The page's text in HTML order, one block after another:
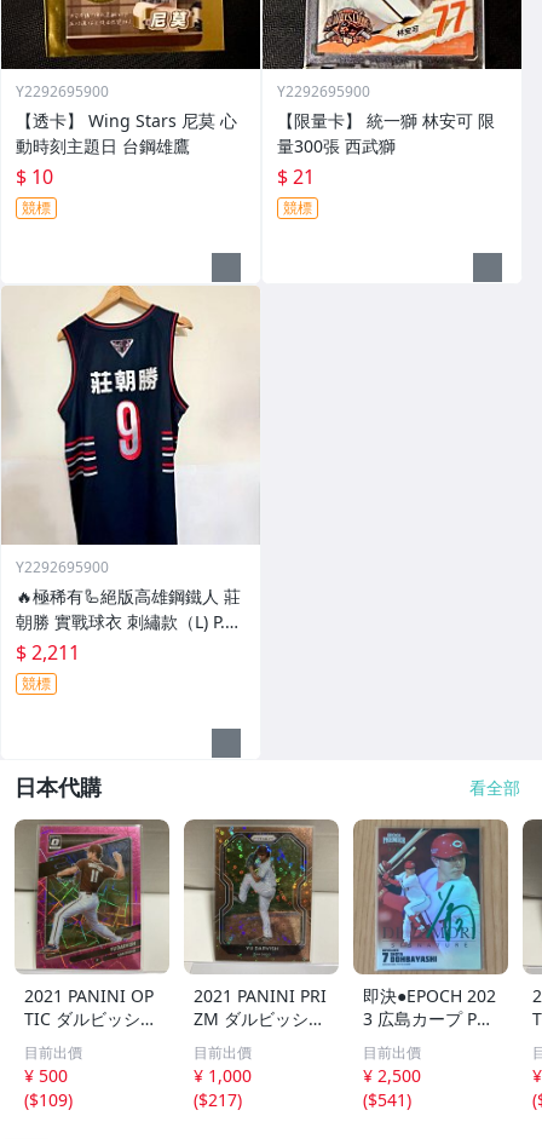
Y2292695900
【透卡】 Wing Stars 尼莫 心
動時刻主題日 台鋼雄鷹
$ 10
競標
Y2292695900
【限量卡】 統一獅 林安可 限
量300張 西武獅
$ 21
競標
Y2292695900
🔥極稀有🦾絕版高雄鋼鐵人 莊
朝勝 實戰球衣 刺繡款（L) P.Le
ague
$ 2,211
競標
日本代購 看全部
2021 PANINI OP
TIC ダルビッシュ
有 249枚限定
シリアルカード
パドレス
目前出價
¥ 500
($109)
2021 PANINI PRI
ZM ダルビッシュ
有 40枚限定
シリアルカード
パドレス
目前出價
¥ 1,000
($217)
即決●EPOCH 202
3 広島カープ PRE
MIER EDITION
堂林翔太 /5枚限
定 デコモリ緑箔
サインカード #D
目前出價
¥ 2,500
($541)
(